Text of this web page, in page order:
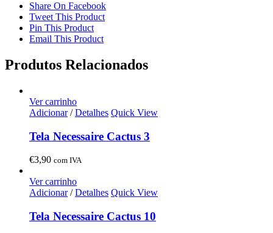
Share On Facebook
Tweet This Product
Pin This Product
Email This Product
Produtos Relacionados
Ver carrinho
Adicionar/ Detalhes Quick View
Tela Necessaire Cactus 3
€3,90 com IVA
Ver carrinho
Adicionar/ Detalhes Quick View
Tela Necessaire Cactus 10